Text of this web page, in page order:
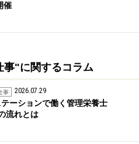
催
事"に関するコラム
事 2026.07.29
ーションで働く管理栄養士
流れとは